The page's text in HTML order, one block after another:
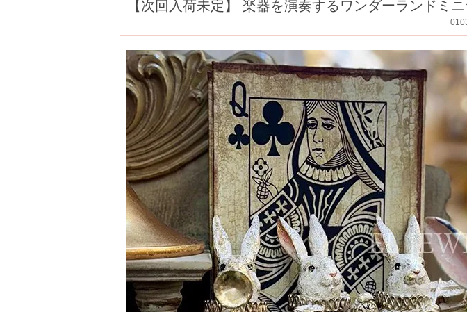
【次回入荷未定】 楽器を演奏するワンダーランドミ